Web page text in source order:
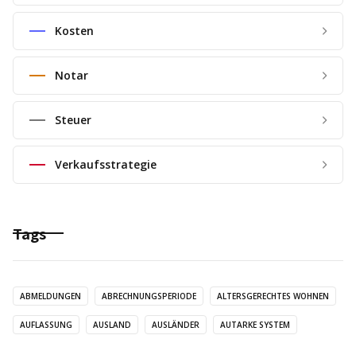
Kosten
Notar
Steuer
Verkaufsstrategie
Tags
ABMELDUNGEN ABRECHNUNGSPERIODE ALTERSGERECHTES WOHNEN
AUFLASSUNG AUSLAND AUSLÄNDER AUTARKE SYSTEM